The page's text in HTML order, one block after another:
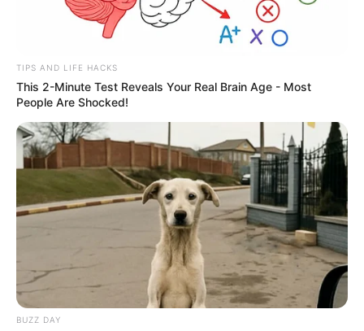
TIPS AND LIFE HACKS
This 2-Minute Test Reveals Your Real Brain Age - Most
People Are Shocked!
BUZZ DAY